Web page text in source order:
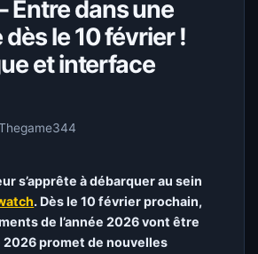
Entre dans une
le 10 février !
et interface
s’apprête à débarquer au sein
. Dès le 10 février prochain,
de l’année 2026 vont être
2026 promet de nouvelles